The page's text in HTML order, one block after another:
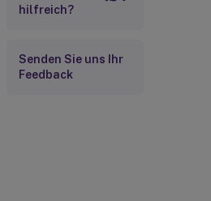
hilfreich?
Senden Sie uns Ihr
Feedback